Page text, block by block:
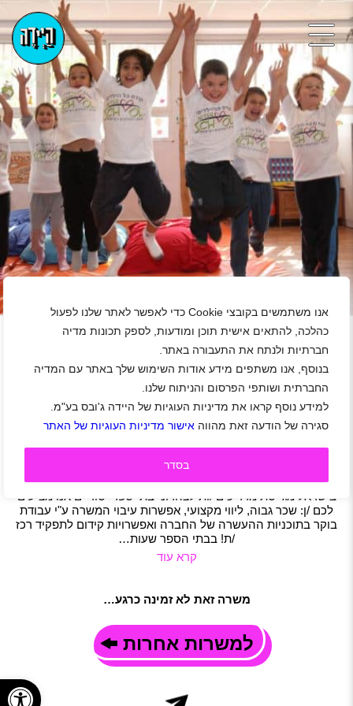
אנו משתמשים בקובצי Cookie כדי לאפשר לאתר שלנו לפעול
כהלכה, להתאים אישית תוכן ומודעות, לספק תכונות מדיה
חברתיות ולנתח את התעבורה באתר.
בנוסף, אנו משתפים מידע אודות השימוש שלך באתר עם המדיה
החברתית ושותפי הפרסום והניתוח שלנו.
למידע נוסף קראו את מדיניות העוגיות של היידה ג'ובס בע"מ.
סגירה של הודעה זאת מהווה אישור מדיניות העוגיות של האתר
בסדר
+
לרשת אפטר סקול דרושים/ות מדריכות/ים לצהרוני בתי
ספר
הרצליה|תל אביב-יפו|רמת השרון|קריית אונו|חולון|שוהם
יוקנעם |זכרון יעקב|באר יעקב|להבים|שכר 60 ₪ | סטודנטים
חצי משרה|משרת הורה|משרה חלקית
תיאור משרה
רשת אפטר סקול, חברת הדרכות הילדים הפרטית הגדולה ביותר
בישראל מגייסת מדריכים /ות לצהרוני בתי ספר יסודיים אנו מציעים
לכם /ן: שכר גבוה, ליווי מקצועי, אפשרות עיבוי המשרה ע"י עבודת
בוקר בתוכניות ההעשרה של החברה ואפשרויות קידום לתפקיד רכז
/ת! בבתי הספר שעות…
קרא עוד
משרה זאת לא זמינה כרגע…
למשרות אחרות